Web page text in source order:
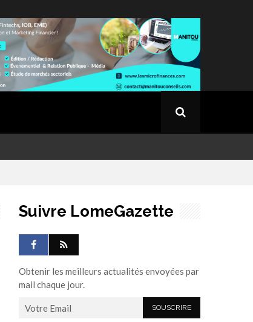
Suivre LomeGazette
Obtenir les meilleurs actualités envoyées par
mail chaque jour.